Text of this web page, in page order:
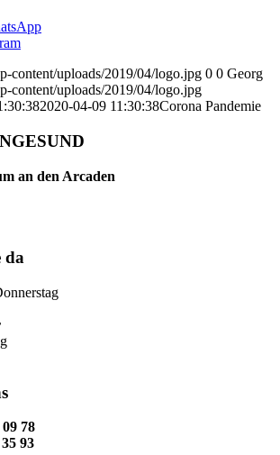
content/uploads/2019/04/logo.jpg 0 0 Georg
content/uploads/2019/04/logo.jpg
2020-04-09 11:30:38Corona Pandemie
an den Arcaden
da
78
93